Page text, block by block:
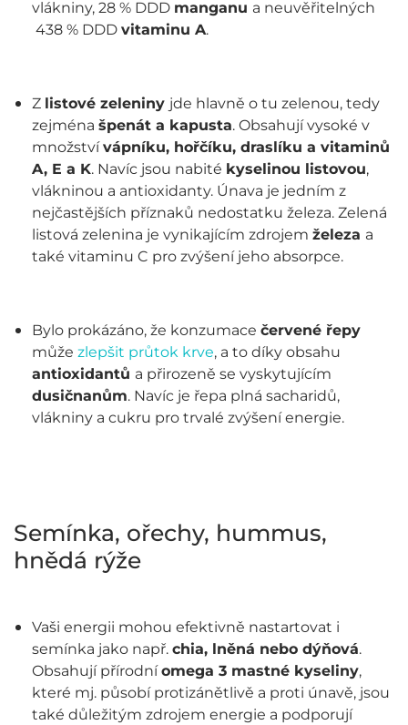
vlákniny, 28 % DDD manganu a neuvěřitelných
438 % DDD vitaminu A.
Z listové zeleniny jde hlavně o tu zelenou, tedy
zejména špenát a kapusta. Obsahují vysoké v
množstvívápníku, hořčíku, draslíku a vitaminů
A, E a K. Navíc jsou nabité kyselinou listovou,
vlákninou a antioxidanty. Únava je jedním z
nejčastějších příznaků nedostatku železa. Zelená
listová zelenina je vynikajícím zdrojem železa a
také vitaminu C pro zvýšení jeho absorpce.
Bylo prokázáno, že konzumace červené řepy
může zlepšit průtok krve, a to díky obsahu
antioxidantů a přirozeně se vyskytujícím
dusičnanům. Navíc je řepa plná sacharidů,
vlákniny a cukru pro trvalé zvýšení energie.
Semínka, ořechy, hummus,
hnědá rýže
Vaši energii mohou efektivně nastartovat i
semínka jako např. chia, lněná nebo dýňová.
Obsahují přírodníomega 3 mastné kyseliny,
které mj. působí protizánětlivě a proti únavě, jsou
také důležitým zdrojem energie a podporují